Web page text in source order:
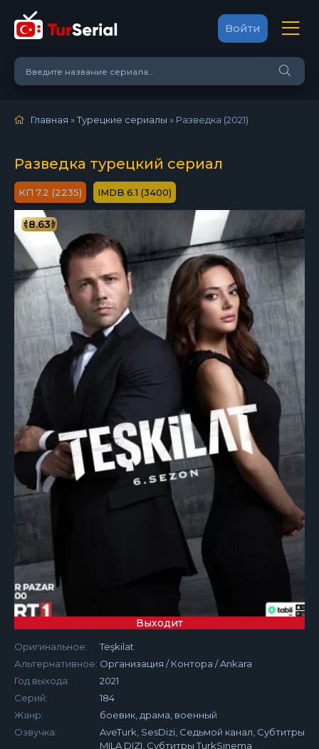
Войти
Главная »Турецкие сериалы » Разведка (2021)
Разведка турецкий сериал
7.2 (2235) 6.1 (3400)
8.63
Выходит
Оригинальное:
Teşkilat
Альтернативное: Организация / Контора / Ankara
Год выхода:
2021
Серий:
184
Жанр:
боевик, драма, военный
Озвучка:
AveTurk, SesDizi, Седьмой канал, Субтитры
MILA DIZI, Субтитры TurkSinema